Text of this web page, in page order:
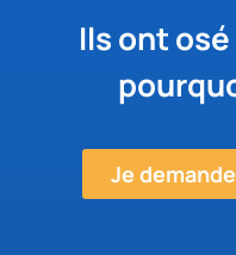
Ils ont
Je